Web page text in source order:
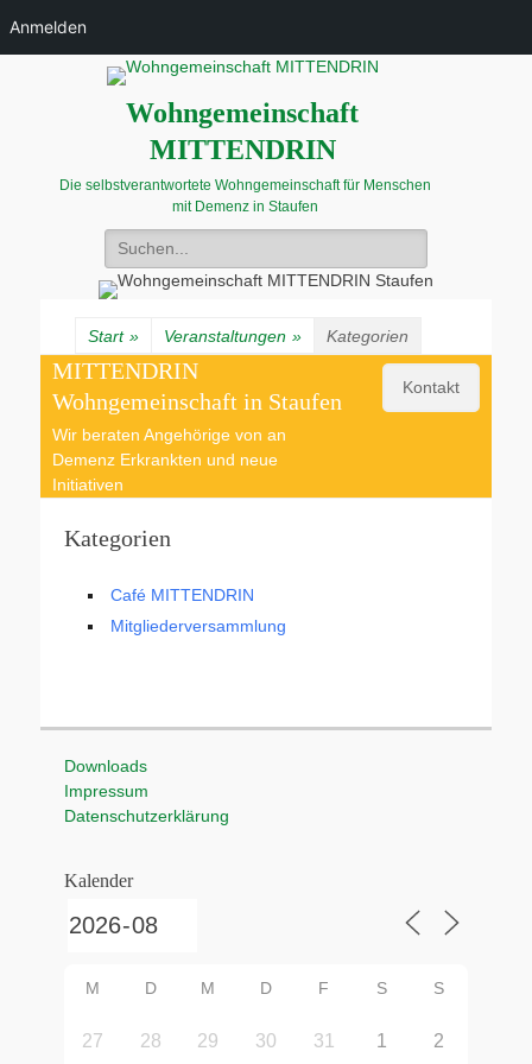
Anmelden
Wohngemeinschaft
MITTENDRIN
Die selbstverantwortete Wohngemeinschaft für Menschen
mit Demenz in Staufen
Suchen
nach:
Start » Veranstaltungen » Kategorien
MITTENDRIN
Wohngemeinschaft in Staufen
Wir beraten Angehörige von an
Demenz Erkrankten und neue
Initiativen
Kontakt
Kategorien
Café MITTENDRIN
Mitgliederversammlung
Downloads
Impressum
Datenschutzerklärung
Kalender
M D M D F S S
27 28 29 30 31 1 2